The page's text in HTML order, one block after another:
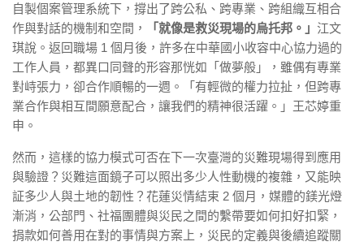
自製個案管理系統下，撐出了跨公私、跨專業、跨組織互相合
作與對話的機制和空間，
「就像是救災現場的烏托邦。」 江文
琪說。返回職場 1 個月後，許多在中華國小收容中心協力過的
工作人員，都異口同聲的形容那恍如「做夢般」，雖偶有專業
對峙張力，卻合作順暢的一週。「有輕微的權力拉扯，但跨專
業合作與相互間願意配合，讓我們的精神很活躍。」王芯婷重
申。
然而，這樣的協力模式可否在下一次臺灣的災難現場得到應用
與驗證？災難這面鏡子可以照出多少人性動機的複雜，又能映
証多少人與土地的韌性？花蓮災情結束 2 個月，媒體的鎂光燈
漸消，公部門、社福團體與災民之間的繫帶要如何扣好扣緊，
捐款如何善用在對的事情與方案上，災民的定義與後續追蹤關